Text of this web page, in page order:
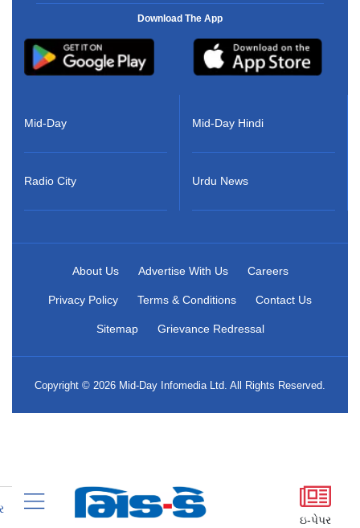
Download The App
Mid-Day
Radio City
Mid-Day Hindi
Urdu News
About Us Advertise With Us Careers
Privacy Policy Terms & Conditions Contact Us
Sitemap Grievance Redressal
Copyright © 2026 Mid-Day Infomedia Ltd. All Rights Reserved.
ઇ-પેપર